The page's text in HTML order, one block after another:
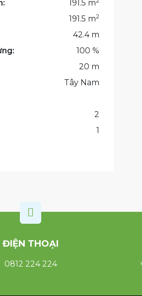
191.5 m
191.5 m2
42.4 m
100 %
20 m
Tây Nam
2
1

ĐIỆN THOẠI
0812 224 224